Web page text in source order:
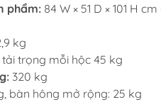
phẩm: 84 W × 51 D × 101 H
kg
tải trọng mỗi hộc 45 kg
320 kg
bàn hông mở rộng: 25 kg